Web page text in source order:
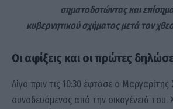
σηματοδοτώντας και
κυβερνητικού σχήματος μετά τον
Οι αφίξεις και οι πρώτες
Λίγο πριν τις 10:30 έφτασε ο Μαργαρίτης
συνοδευόμενος από την οικογένειά του.